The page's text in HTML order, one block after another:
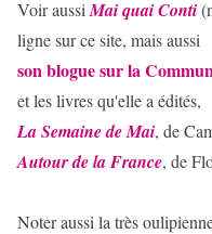
Voir aussi Mai quai Conti
ligne sur ce site, mais aussi
son blogue sur la
et les livres qu'elle a édités,
La Semaine de Mai, de
Autour de la France, de
Noter aussi la très